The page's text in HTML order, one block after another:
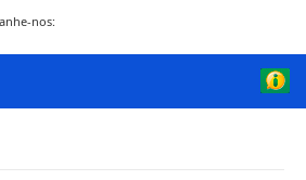
nos: